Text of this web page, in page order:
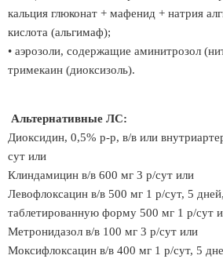
кальция глюконат + мафенид + натрия
кислота (альгимаф);
• аэрозоли, содержащие аминитрозол
тримекаин (диоксизоль).
Альтернативные ЛС:
Диоксидин, 0,5% р-р, в/в или
сут или
Клиндамицин в/в 600 мг 3 р/сут или
Левофлоксацин в/в 500 мг 1 р/сут, 5
таблетированную форму 500 мг 1 р/сут
Метронидазол в/в 100 мг 3 р/сут или
Моксифлоксацин в/в 400 мг 1 р/сут, 5